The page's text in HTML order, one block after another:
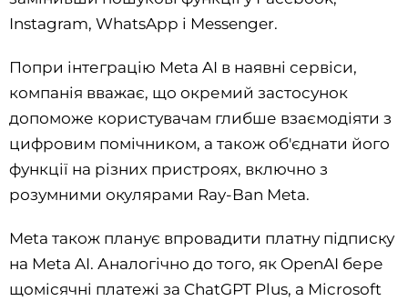
Instagram, WhatsApp і Messenger.
Попри інтеграцію Meta AI в наявні сервіси,
компанія вважає, що окремий застосунок
допоможе користувачам глибше взаємодіяти з
цифровим помічником, а також об'єднати його
функції на різних пристроях, включно з
розумними окулярами Ray-Ban Meta.
Meta також планує впровадити платну підписку
на Meta AI. Аналогічно до того, як OpenAI бере
щомісячні платежі за ChatGPT Plus, а Microsoft